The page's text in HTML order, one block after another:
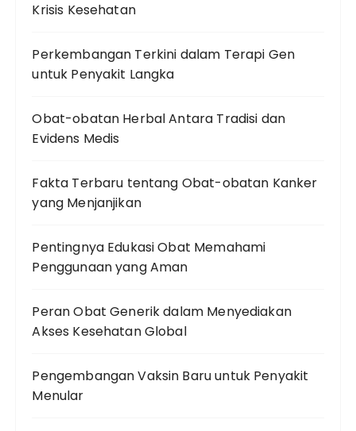
Krisis Kesehatan
Perkembangan Terkini dalam Terapi Gen
untuk Penyakit Langka
Obat-obatan Herbal Antara Tradisi dan
Evidens Medis
Fakta Terbaru tentang Obat-obatan Kanker
yang Menjanjikan
Pentingnya Edukasi Obat Memahami
Penggunaan yang Aman
Peran Obat Generik dalam Menyediakan
Akses Kesehatan Global
Pengembangan Vaksin Baru untuk Penyakit
Menular